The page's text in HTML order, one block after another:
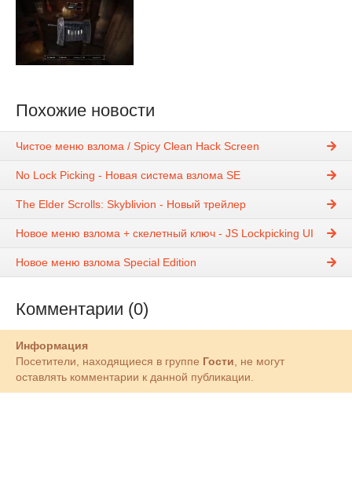
Похожие новости
Чистое меню взлома / Spicy Clean Hack Screen
No Lock Picking - Новая система взлома SE
The Elder Scrolls: Skyblivion - Новый трейлер
Новое меню взлома + скелетный ключ - JS Lockpicking UI
Новое меню взлома Special Edition
Комментарии (0)
Информация
Посетители, находящиеся в группе Гости, не могут
оставлять комментарии к данной публикации.